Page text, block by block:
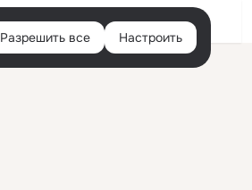
Войти
Разрешить все Настроить